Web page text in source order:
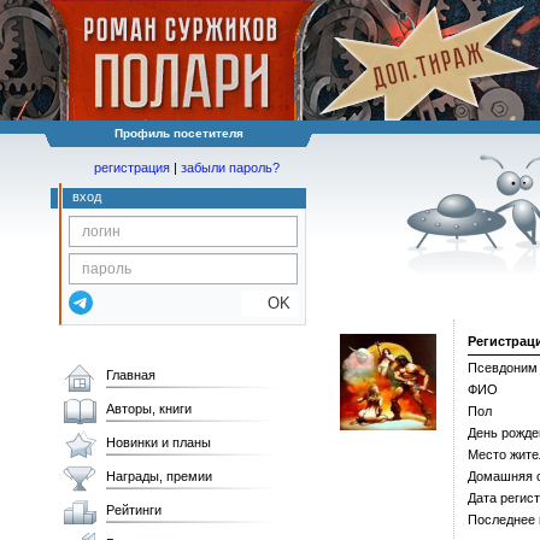
Профиль посетителя
регистрация | забыли пароль?
вход
OK
Псевдоним
ФИО
Пол
День
Место
Домашняя
Дата
Последнее
Главная
Авторы, книги
Новинки и планы
Награды, премии
Рейтинги